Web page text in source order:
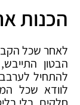
הכנות
לאחר שכל
הבטון
להתחיל
לוודא שכל